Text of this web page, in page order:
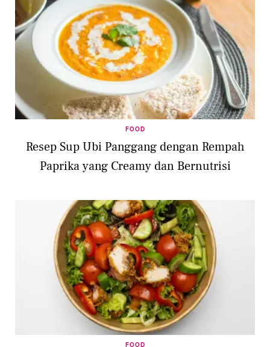
FOOD
Resep Sup Ubi Panggang dengan Rempah
Paprika yang Creamy dan Bernutrisi
FOOD